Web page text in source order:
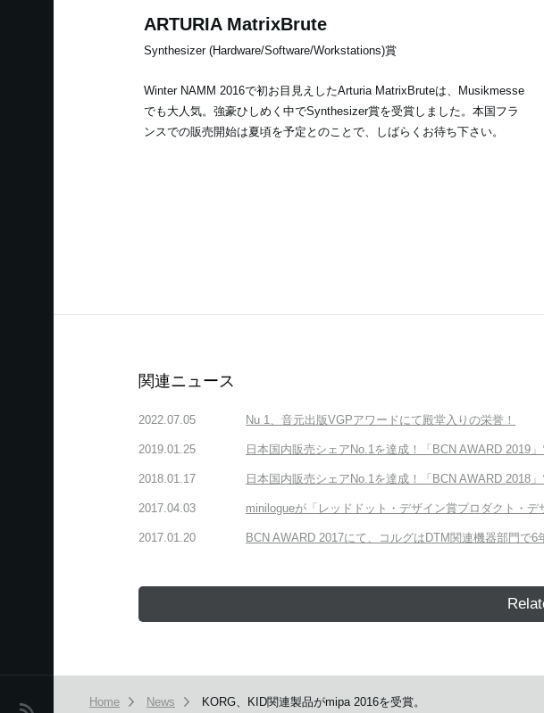
ARTURIA MatrixBrute
Synthesizer (Hardware/Software/Workstations)賞
Winter NAMM 2016で初お目見えしたArturia MatrixBruteは、Musikmesse
でも大人気。強豪ひしめく中でSynthesizer賞を受賞しました。本国フラ
ンスでの販売開始は夏頃を予定とのことで、しばらくお待ち下さい。
関連ニュース
2022.07.05 Nu 1、音元出版VGPアワードにて殿堂入りの栄誉！
2019.01.25 日本国内販売シェアNo.1を達成！「BCN AWARD 2019
2018.01.17 日本国内販売シェアNo.1を達成！「BCN AWARD 2018
2017.04.03 minilogueが「レッドドット・デザイン賞プロダクト・
2017.01.20 BCN AWARD 2017にて、コルグはDTM関連機器部門で6
Home News KORG、KID関連製品がmipa 2016を受賞。